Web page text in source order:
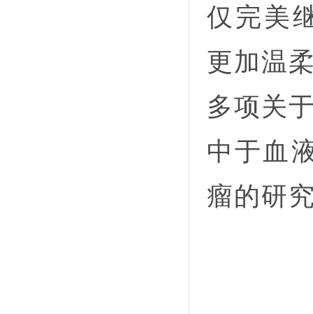
仅完美
更加温
多项关
中于血
瘤的研